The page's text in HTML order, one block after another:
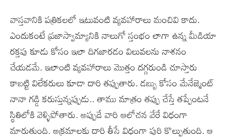
వాస్తవానికి పత్రికలలో ఇటువంటి వ్యవహారాలు మంచివి కాదు.
ఎందుకంటే ప్రజాస్వామ్యానికి నాలుగో స్తంభం లాగా ఉన్న మీడియా
రక్తపు కూడు కోసం ఇలా దిగజారడం విలువలను నాశనం
చేయడమే. ఇలాంటి వ్యవహారాలు మొత్తం దగ్గరుండి చూస్తారు
కాబట్టి విలేకరులు కూడా దారి తప్పుతారు. డబ్బు కోసం మేనేజ్మెంట్
నానా గడ్డి కరుస్తున్నప్పుడు.. తాము మాత్రం తప్పు చేస్తే తప్పేంటనే
స్థితిలోకి వెళ్ళిపోతారు. అప్పుడే వారి ఆలోచన వేరే విధంగా
మారుతుంది. అక్రమాలకు దారి తీసే విధంగా పురి కొల్పుతుంది. ఆ